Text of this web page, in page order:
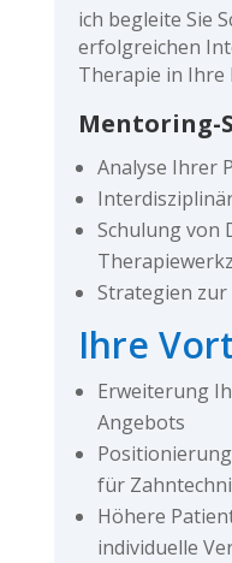
ich begleite Sie
erfolgreichen
Therapie in Ihre
Mentoring-
Analyse Ihrer
Schulung von
Strategien
Ihre
Erweiterung
Angebots
für
Höhere
individuelle